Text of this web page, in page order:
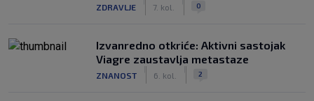
ZDRAVLJE 7. kol. 0
Izvanredno otkriće: Aktivni sastojak
Viagre zaustavlja metastaze
ZNANOST 6. kol. 2